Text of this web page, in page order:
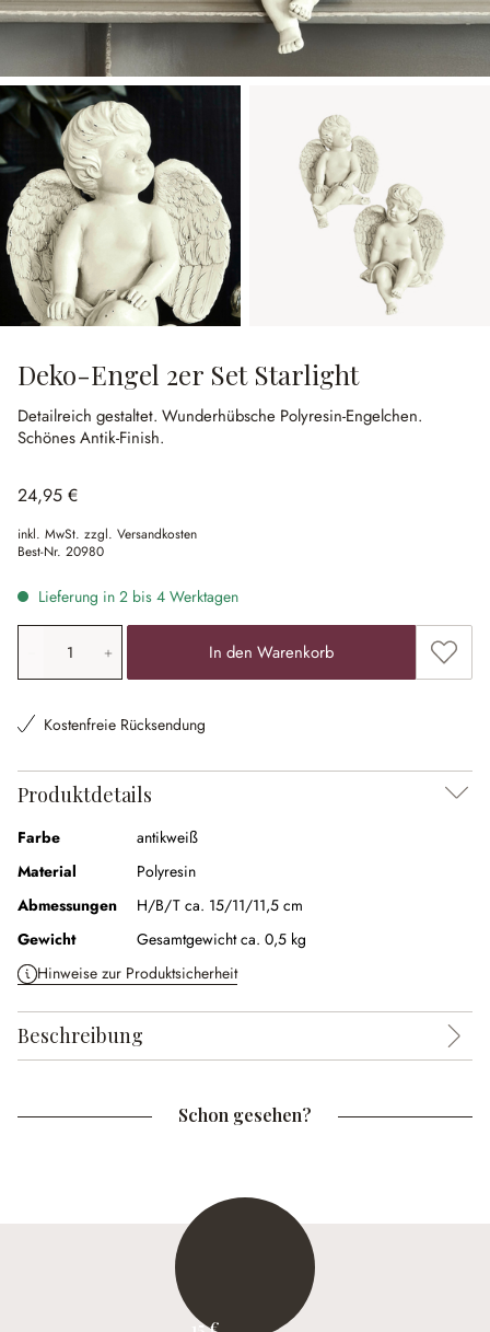
Deko-Engel 2er Set Starlight
Detailreich gestaltet. Wunderhübsche Polyresin-Engelchen.
Schönes Antik-Finish.
24,95 €
inkl. MwSt. zzgl. Versandkosten
Best-Nr. 20980
Lieferung in 2 bis 4 Werktagen
Produkt Anzahl: Gib den gewünschten Wert ein oder
In den Warenkorb Zum
Kostenfreie Rücksendung
Produktdetails
Farbe
antikweiß
Material
Polyresin
Abmessungen
H/B/T ca. 15/11/11,5 cm
Gewicht
Gesamtgewicht ca. 0,5 kg
Hinweise zur Produktsicherheit
Beschreibung
Schon gesehen?